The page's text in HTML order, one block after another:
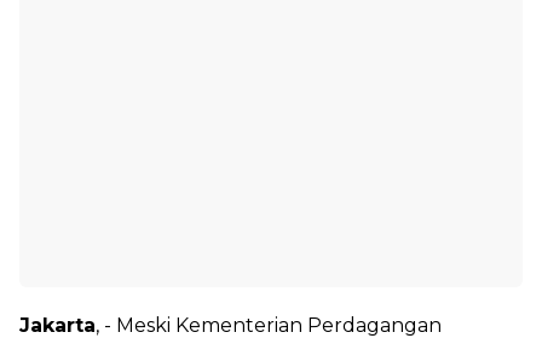
Jakarta, - Meski Kementerian Perdagangan